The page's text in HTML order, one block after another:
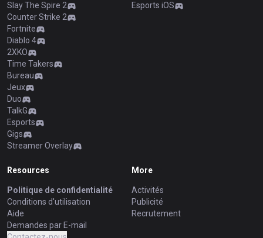
Slay The Spire 2
Counter Strike 2
Fortnite
Diablo 4
2XKO
Time Takers
Bureau
Jeux
Duo
TalkG
Esports
Gigs
Streamer Overlay
Esports iOS
Resources
Politique de confidentialité
Conditions d'utilisation
Aide
Demandes par E-mail
More
Activités
Publicité
Recrutement